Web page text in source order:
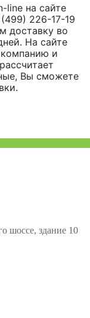
line на сайте
226-17-19
доставку во
На сайте
и
Вы сможете
шоссе, здание 10